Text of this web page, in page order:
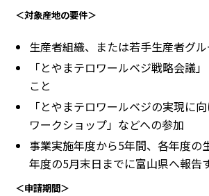
＜対象産地の要件＞
生産者組織、または若手生産者グ
「とやまテロワールベジ戦略会議
こと
「とやまテロワールベジの実現に
ワークショップ」などへの参加
事業実施年度から5年間、各年度の
年度の5月末日までに富山県へ報告
＜申請期間＞